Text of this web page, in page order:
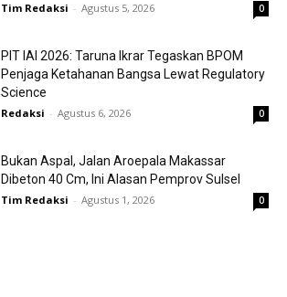
Tim Redaksi - Agustus 5, 2026 0
PIT IAI 2026: Taruna Ikrar Tegaskan BPOM
Penjaga Ketahanan Bangsa Lewat Regulatory
Science
Redaksi - Agustus 6, 2026 0
Bukan Aspal, Jalan Aroepala Makassar
Dibeton 40 Cm, Ini Alasan Pemprov Sulsel
Tim Redaksi - Agustus 1, 2026 0